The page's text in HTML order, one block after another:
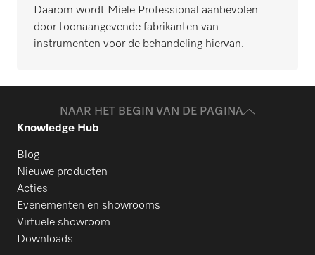
Daarom wordt Miele Professional aanbevolen
door toonaangevende fabrikanten van
instrumenten voor de behandeling hiervan.
NAAR HET BEGIN VAN DE PAGINA
Knowledge Hub
Blog
Nieuwe producten
Acties
Evenementen en showrooms
Virtuele showroom
Downloads